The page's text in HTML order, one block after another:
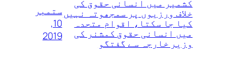
کشمیر میں انسانی حقوق کی
خلاف ورزیوں پر سمجھوتہ نہیں‌
کیا جا سکتا، اقوام متحدہ
میں انسانی حقوق کمشنر کی
وزیر خارجہ سے گفتگو
ستمبر
10,
2019